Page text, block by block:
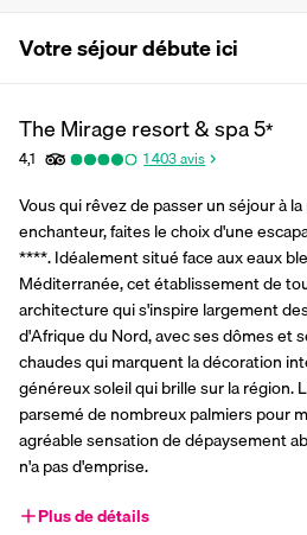
Votre séjour débute ici
The Mirage resort & spa5*
4,1 1 403avis
Vous qui rêvez de passer un séjour à
enchanteur, faites le choix d'une
****. Idéalement situé face aux eaux
Méditerranée, cet établissement de
architecture qui s'inspire largement
d'Afrique du Nord, avec ses dômes et
chaudes qui marquent la décoration
généreux soleil qui brille sur la région.
parsemé de nombreux palmiers pour
agréable sensation de dépaysement
n'a pas d'emprise.
Plus de détails